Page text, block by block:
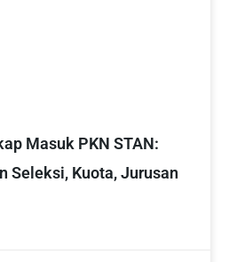
Masuk PKN STAN:
Seleksi, Kuota, Jurusan